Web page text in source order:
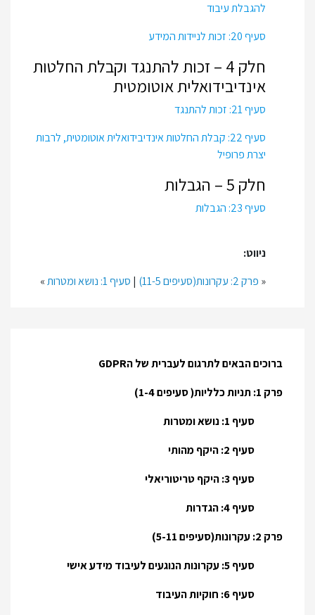
ברוכים הבאים לתרגום לעברית של הGDPR
פרק 1: תניות כלליות( סעיפים 1-4)
סעיף 1: נושא ומטרות
סעיף 2: היקף מהותי
סעיף 3: היקף טריטוריאלי
סעיף 4: הגדרות
פרק 2: עקרונות(סעיפים 5-11)
סעיף 5: עקרונות הנוגעים לעיבוד מידע אישי
סעיף 6: חוקיות העיבוד
להגבלת עיבוד
סעיף 20: זכות לניידות המידע
חלק 4 – זכות להתנגד וקבלת החלטות
אינדיבידואלית אוטומטית
סעיף 21: זכות להתנגד
סעיף 22: קבלת החלטות אינדיבידואלית אוטומטית, לרבות
יצרת פרופיל
חלק 5 – הגבלות
סעיף 23: הגבלות
ניווט:
« פרק 2: עקרונות(סעיפים 11-5) | סעיף 1: נושא ומטרות »